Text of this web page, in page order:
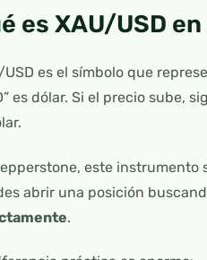
es XAU/USD
USD es el símbolo que
es dólar. Si el precio sube,
este instrumento
abrir una posición
.